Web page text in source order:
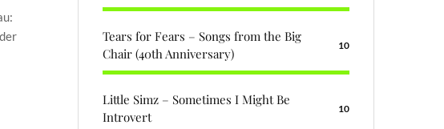
Tears for Fears – Songs from the Big
Chair (40th Anniversary)
10
Little Simz – Sometimes I Might Be
Introvert
10